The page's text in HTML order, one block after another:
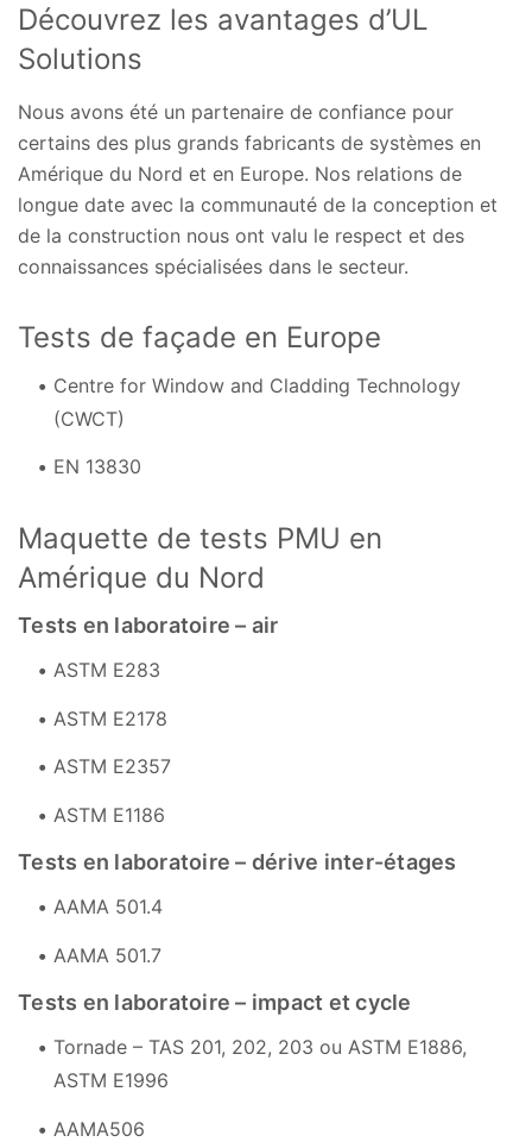
Découvrez les avantages d’UL
Solutions
Nous avons été un partenaire de confiance pour
certains des plus grands fabricants de systèmes en
Amérique du Nord et en Europe. Nos relations de
longue date avec la communauté de la conception et
de la construction nous ont valu le respect et des
connaissances spécialisées dans le secteur.
Tests de façade en Europe
Centre for Window and Cladding Technology
(CWCT)
EN 13830
Maquette de tests PMU en
Amérique du Nord
Tests en laboratoire – air
ASTM E283
ASTM E2178
ASTM E2357
ASTM E1186
Tests en laboratoire – dérive inter-étages
AAMA 501.4
AAMA 501.7
Tests en laboratoire – impact et cycle
Tornade – TAS 201, 202, 203 ou ASTM E1886,
ASTM E1996
AAMA506